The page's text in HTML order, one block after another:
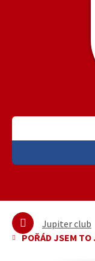
Jupiter club
POŘÁD JSEM TO